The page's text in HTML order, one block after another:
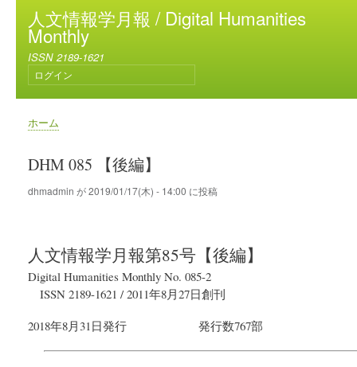
メ
イ
コ
テ
動
人文情報学月報 / Digital Humanities
Monthly
ISSN 2189-1621
ユ
ー
ザ
ー
カ
ン
ュ
ー
ログイン
パ
く
ず
ホーム
DHM 085 【後編】
dhmadmin が2019/01/17(木) - 14:00 に投稿
人文情報学月報第85号【後編】
Digital Humanities Monthly No. 085-2
ISSN 2189-1621 /2011年8月27日創刊
2018年8月31日発行 発行数767部